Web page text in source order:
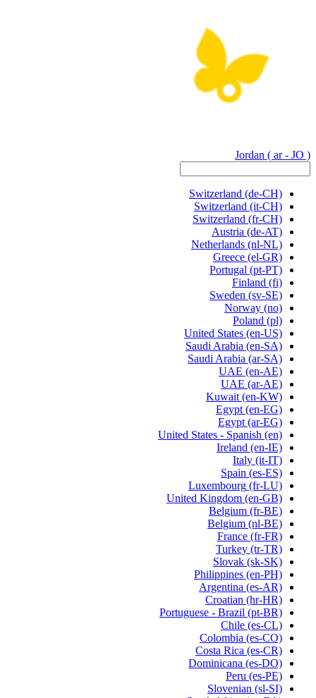
Jordan ( ar - JO )
Switzerland (de-CH)
Switzerland (it-CH)
Switzerland (fr-CH)
Austria (de-AT)
Netherlands (nl-NL)
Greece (el-GR)
Portugal (pt-PT)
Finland (fi)
Sweden (sv-SE)
Norway (no)
Poland (pl)
United States (en-US)
Saudi Arabia (en-SA)
Saudi Arabia (ar-SA)
UAE (en-AE)
UAE (ar-AE)
Kuwait (en-KW)
Egypt (en-EG)
Egypt (ar-EG)
United States - Spanish (en)
Ireland (en-IE)
Italy (it-IT)
Spain (es-ES)
Luxembourg (fr-LU)
United Kingdom (en-GB)
Belgium (fr-BE)
Belgium (nl-BE)
France (fr-FR)
Turkey (tr-TR)
Slovak (sk-SK)
Philippines (en-PH)
Argentina (es-AR)
Croatian (hr-HR)
Portuguese - Brazil (pt-BR)
Chile (es-CL)
Colombia (es-CO)
Costa Rica (es-CR)
Dominicana (es-DO)
Peru (es-PE)
Slovenian (sl-SI)